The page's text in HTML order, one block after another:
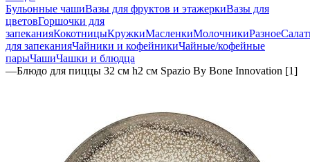
Бульонные чашиВазы для фруктов и этажеркиВазы для
цветовГоршочки для
запеканияКокотницыКружкиМасленкиМолочникиРазное
для запеканияЧайники и кофейникиЧайные/кофейные
парыЧашиЧашки и блюдца
—Блюдо для пиццы 32 см h2 см Spazio By Bone Innovation [1]